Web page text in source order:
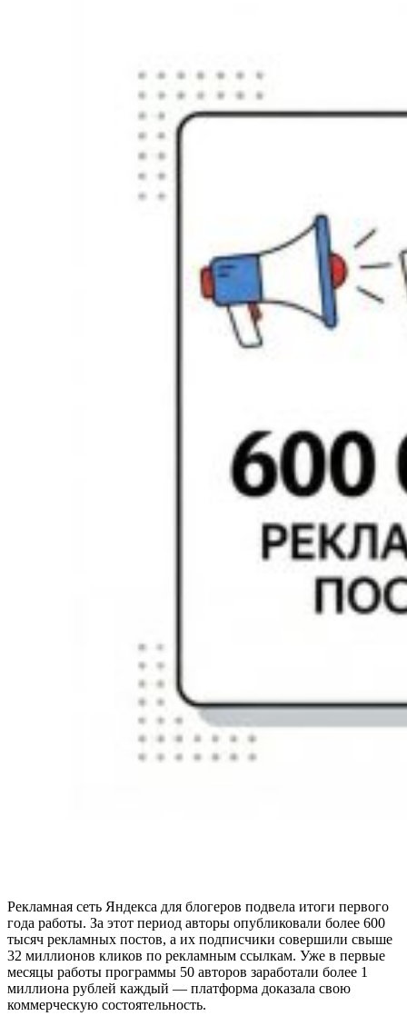
Рекламная сеть Яндекса для блогеров подвела итоги первого
года работы. За этот период авторы опубликовали более 600
тысяч рекламных постов, а их подписчики совершили свыше
32 миллионов кликов по рекламным ссылкам. Уже в первые
месяцы работы программы 50 авторов заработали более 1
миллиона рублей каждый — платформа доказала свою
коммерческую состоятельность.